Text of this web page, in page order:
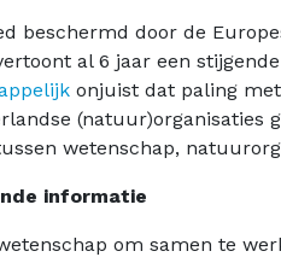
beschermd door de
al 6 jaar een
onjuist dat paling
(natuur)organisaties
wetenschap,
informatie
om samen te